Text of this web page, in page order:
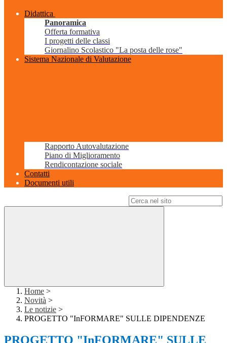
Didattica
Panoramica
Offerta formativa
I progetti delle classi
Giornalino Scolastico "La posta delle rose"
Sistema Nazionale di Valutazione
Rapporto Autovalutazione
Piano di Miglioramento
Rendicontazione sociale
Contatti
Documenti utili
Home >
Novità >
Le notizie >
PROGETTO "InFORMARE" SULLE DIPENDENZE
PROGETTO "InFORMARE" SULLE